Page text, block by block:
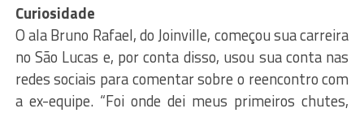
Curiosidade
O ala Bruno Rafael, do Joinville, começou sua carreira
no São Lucas e, por conta disso, usou sua conta nas
redes sociais para comentar sobre o reencontro com
a ex-equipe. “Foi onde dei meus primeiros chutes,